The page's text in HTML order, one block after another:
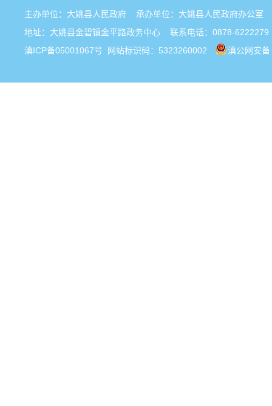
主办单位：大姚县人民政府 承办单位：大姚县人民政府办公
地址：大姚县金碧镇金平路政务中心 联系电话：0878-6222279
滇ICP备05001067号 网站标识码：5323260002 滇公网安